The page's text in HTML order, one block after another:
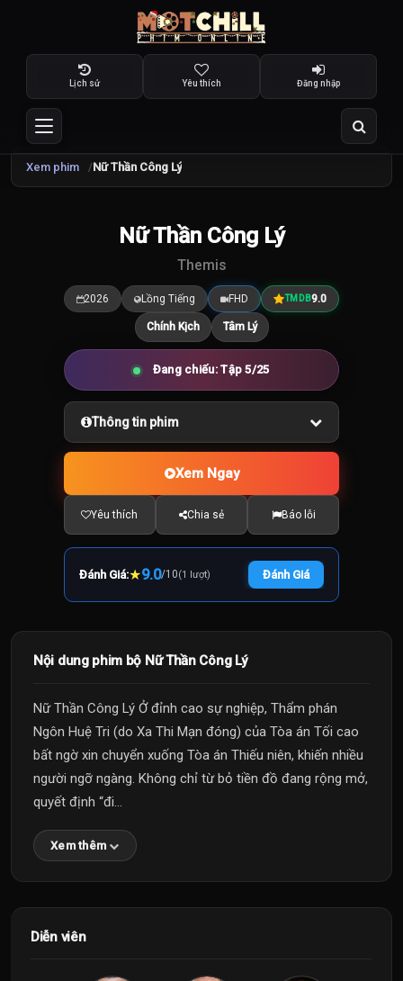
Lịch sử Yêu thích Đăng nhập
Xem phim Nữ Thần Công Lý
9.0
Nữ Thần Công Lý
Themis
2026 Lồng Tiếng FHD TMDB9.0
Chính Kịch Tâm Lý
Đang chiếu: Tập 5/25
Thông tin phim
Xem Ngay
Yêu thích Chia sẻ Báo lỗi
Đánh Giá:★9.0/10(1 lượt) Đánh Giá
Nội dung phim bộ Nữ Thần Công Lý
Nữ Thần Công Lý Ở đỉnh cao sự nghiệp, Thẩm phán
Ngôn Huệ Tri (do Xa Thi Mạn đóng) của Tòa án Tối cao
bất ngờ xin chuyển xuống Tòa án Thiếu niên, khiến nhiều
người ngỡ ngàng. Không chỉ từ bỏ tiền đồ đang rộng mở,
quyết định “đi...
Xem thêm
Diễn viên